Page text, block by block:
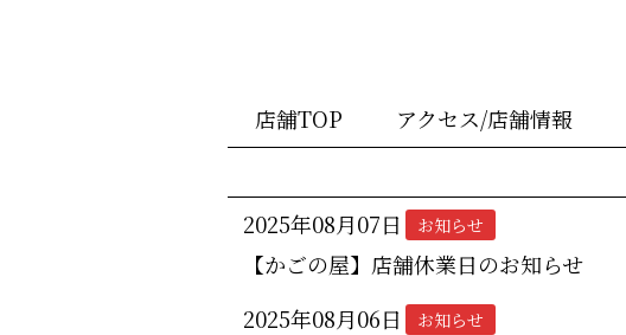
店舗TOP アクセス/店舗情報
2025年08月07日 お知らせ
【かごの屋】店舗休業日のお知らせ
2025年08月06日
お知らせ